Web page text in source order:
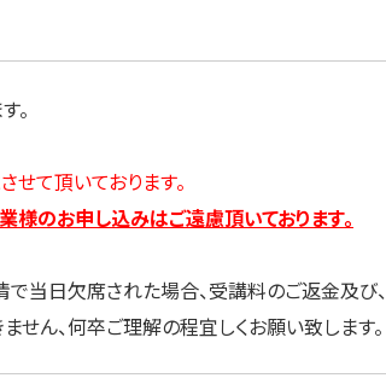
。
て頂いております。
のお申し込みはご遠慮頂いております。
で当日欠席された場合、受講料のご返金及び、
ん、何卒ご理解の程宜しくお願い致します。